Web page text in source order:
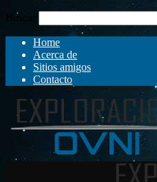
Buscar
Home
Acerca de
Sitios amigos
Contacto